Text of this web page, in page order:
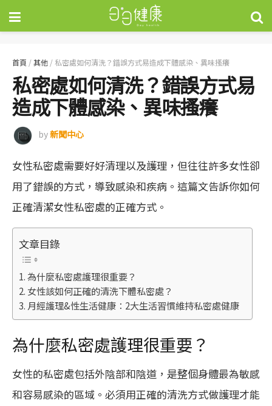
首頁 /其他 / 私密處如何清洗？錯誤方式易造成下體感染、異味搔癢
私密處如何清洗？錯誤方式易
造成下體感染、異味搔癢
by新聞中心
女性私密處需要好好清理以及護理，但往往許多女性卻
用了錯誤的方式，導致感染和疾病。這篇文告訴你如何
正確清潔女性私密處的正確方式。
文章目錄
為什麼私密處護理很重要？
女性該如何正確的清洗下體私密處？
月經護理&性生活健康：2大生活習慣維持私密處健康
為什麼私密處護理很重要？
女性的私密處包括外陰部和陰道，是整個身體最為敏感
和容易感染的區域。必須用正確的清洗方式做護理才能